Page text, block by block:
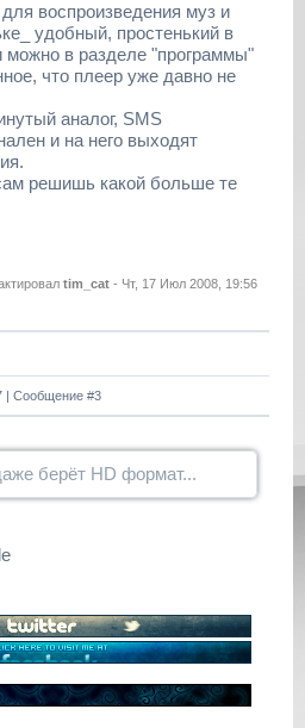
воспроизведения муз и
удобный, простенький в
можно в разделе "программы"
что плеер уже давно не
аналог, SMS
и на него выходят
решишь какой больше те
tim_cat - Чт, 17 Июл 2008, 19:56
| Сообщение #3
берёт HD формат...